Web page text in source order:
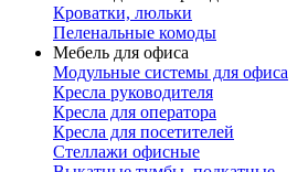
Кроватки, люльки
Пеленальные комоды
Мебель для офиса
Модульные системы для офиса
Кресла руководителя
Кресла для оператора
Кресла для посетителей
Стеллажи офисные